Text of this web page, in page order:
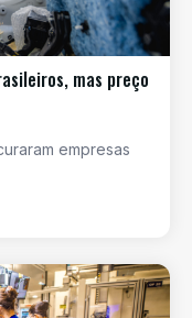
mas preço
empresas